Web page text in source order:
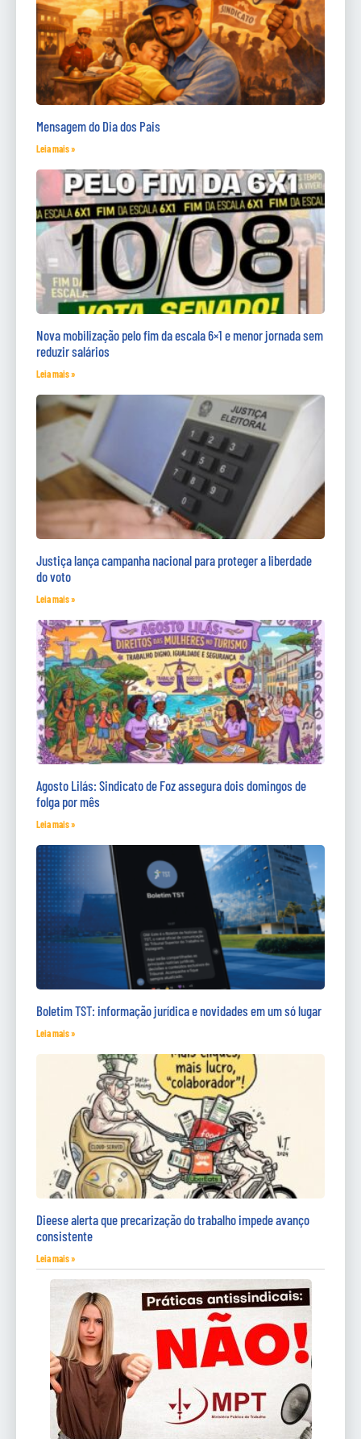
Mensagem do Dia dos Pais
Leia mais »
Nova mobilização pelo fim da escala 6×1 e menor jornada sem
reduzir salários
Leia mais »
Justiça lança campanha nacional para proteger a liberdade
do voto
Leia mais »
Agosto Lilás: Sindicato de Foz assegura dois domingos de
folga por mês
Leia mais »
Boletim TST: informação jurídica e novidades em um só lugar
Leia mais »
Dieese alerta que precarização do trabalho impede avanço
consistente
Leia mais »